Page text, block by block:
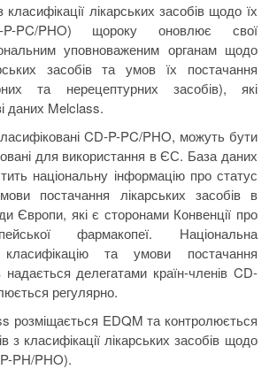
класифікації лікарських засобів щодо їх
P-PC/PHO) щороку оновлює свої
уповноваженим органам щодо
засобів та умов їх постачання
та нерецептурних засобів), які
даних Melclass.
CD-P-PC/PHO, можуть бути
для використання в ЄС. База даних
національну інформацію про статус
постачання лікарських засобів в
Європи, які є сторонами Конвенції про
фармакопеї. Національна
та умови постачання
надається делегатами країн-членів CD-
регулярно.
розміщається EDQM та контролюється
з класифікації лікарських засобів щодо
PH/PHO).